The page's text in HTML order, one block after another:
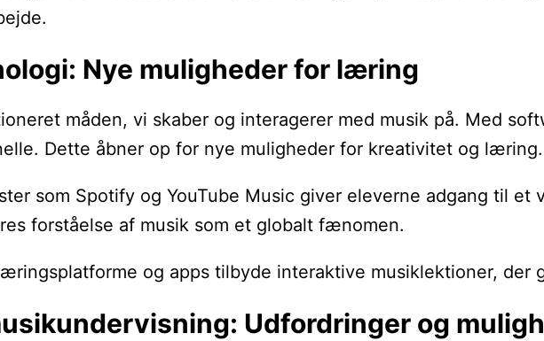
Nye muligheder for læring
måden, vi skaber og interagerer med musik på. Med
Dette åbner op for nye muligheder for kreativitet og læring.
som Spotify og YouTube Music giver eleverne adgang til
forståelse af musik som et globalt fænomen.
og apps tilbyde interaktive musiklektioner,
Udfordringer og